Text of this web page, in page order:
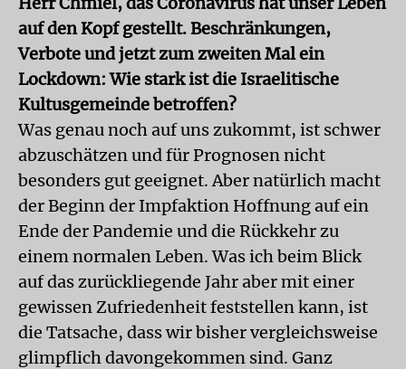
auf den Kopf gestellt. Beschränkungen,
Verbote und jetzt zum zweiten Mal ein
Lockdown: Wie stark ist die Israelitische
Kultusgemeinde betroffen?
Was genau noch auf uns zukommt, ist schwer
abzuschätzen und für Prognosen nicht
besonders gut geeignet. Aber natürlich macht
der Beginn der Impfaktion Hoffnung auf ein
Ende der Pandemie und die Rückkehr zu
einem normalen Leben. Was ich beim Blick
auf das zurückliegende Jahr aber mit einer
gewissen Zufriedenheit feststellen kann, ist
die Tatsache, dass wir bisher vergleichsweise
glimpflich davongekommen sind. Ganz